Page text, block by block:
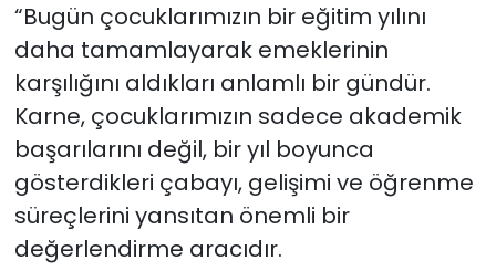
“Bugün çocuklarımızın bir eğitim yılını
daha tamamlayarak emeklerinin
karşılığını aldıkları anlamlı bir gündür.
Karne, çocuklarımızın sadece akademik
başarılarını değil, bir yıl boyunca
gösterdikleri çabayı, gelişimi ve öğrenme
süreçlerini yansıtan önemli bir
değerlendirme aracıdır.
YAŞAM
Yazarlar